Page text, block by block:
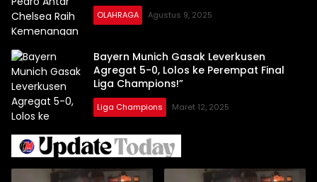
OLAHRAGA Agustus 9, 2025
Bayern Munich Gasak Leverkusen
Agregat 5-0, Lolos ke Perempat Final
Liga Champions!”
Liga Champions Maret 12, 2025